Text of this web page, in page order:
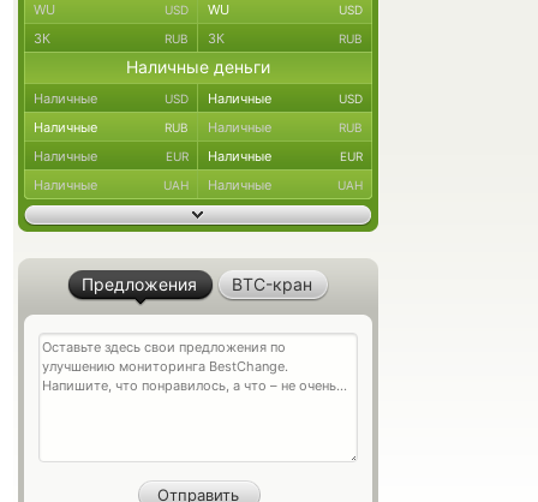
WU USD WU USD
ЗК RUB ЗК RUB
Наличные деньги
Наличные USD Наличные USD
Наличные RUB Наличные RUB
Наличные EUR Наличные EUR
Наличные UAH Наличные UAH
Предложения BTC-кран